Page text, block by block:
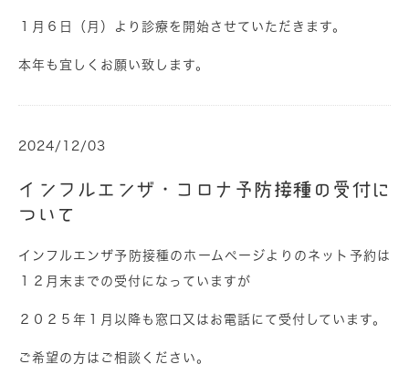
１月６日（月）より診療を開始させていただきます。
本年も宜しくお願い致します。
2024/12/03
インフルエンザ・コロナ予防接種の受付に
ついて
インフルエンザ予防接種のホームページよりのネット予約は
１２月末までの受付になっていますが
２０２５年１月以降も窓口又はお電話にて受付しています。
ご希望の方はご相談ください。